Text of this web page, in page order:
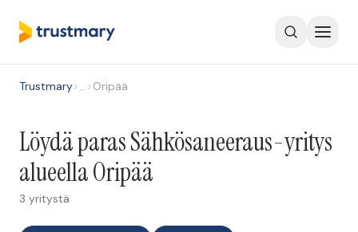
Trustmary>…>Oripää
Löydä paras Sähkösaneeraus-yritys
alueella Oripää
3 yritystä